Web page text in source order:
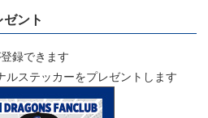
ント
録できます
ルステッカーをプレゼントします